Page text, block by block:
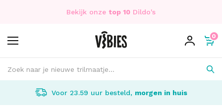
Bekijk onze top 10 Dildo's
0
Voor 23.59 uur besteld, morgen in huis